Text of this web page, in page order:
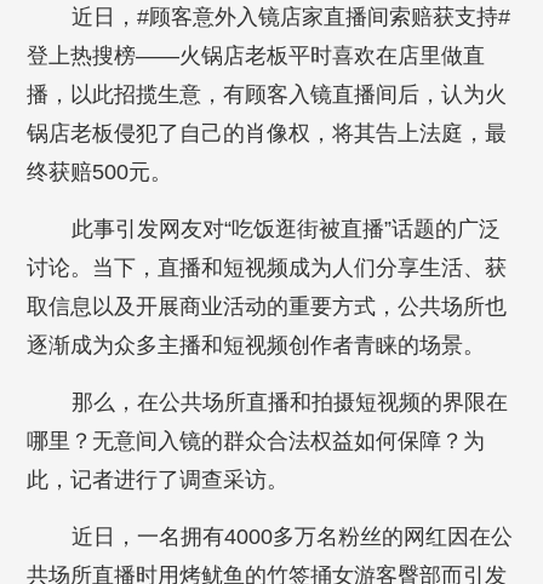
近日，#顾客意外入镜店家直播间索赔获支持#
登上热搜榜——火锅店老板平时喜欢在店里做直
播，以此招揽生意，有顾客入镜直播间后，认为火
锅店老板侵犯了自己的肖像权，将其告上法庭，最
终获赔500元。
此事引发网友对“吃饭逛街被直播”话题的广泛
讨论。当下，直播和短视频成为人们分享生活、获
取信息以及开展商业活动的重要方式，公共场所也
逐渐成为众多主播和短视频创作者青睐的场景。
那么，在公共场所直播和拍摄短视频的界限在
哪里？无意间入镜的群众合法权益如何保障？为
此，记者进行了调查采访。
近日，一名拥有4000多万名粉丝的网红因在公
共场所直播时用烤鱿鱼的竹签捅女游客臀部而引发